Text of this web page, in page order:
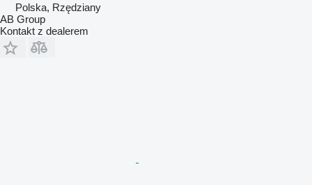
Polska, Rzędziany
AB Group
Kontakt z dealerem